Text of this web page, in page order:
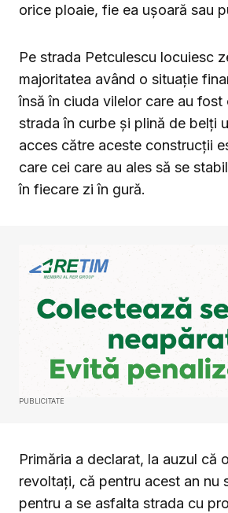
orice ploaie, fie ea ușoară sau
Pe strada Petculescu locuiesc
majoritatea având o situație
însă în ciuda vilelor care au
strada în curbe și plină de belți
acces către aceste construcții
care cei care au ales să se
în fiecare zi în gură.
PUBLICITATE
Primăria a declarat, la auzul că
revoltați, că pentru acest an nu
pentru a se asfalta strada cu